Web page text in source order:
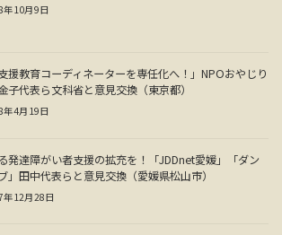
年10月9日
支援教育コーディネーターを専任化へ！」NPOおやじり
子代表ら文科省と意見交換（東京都）
年4月19日
発達障がい者支援の拡充を！「JDDnet愛媛」「ダン
」田中代表らと意見交換（愛媛県松山市）
年12月28日